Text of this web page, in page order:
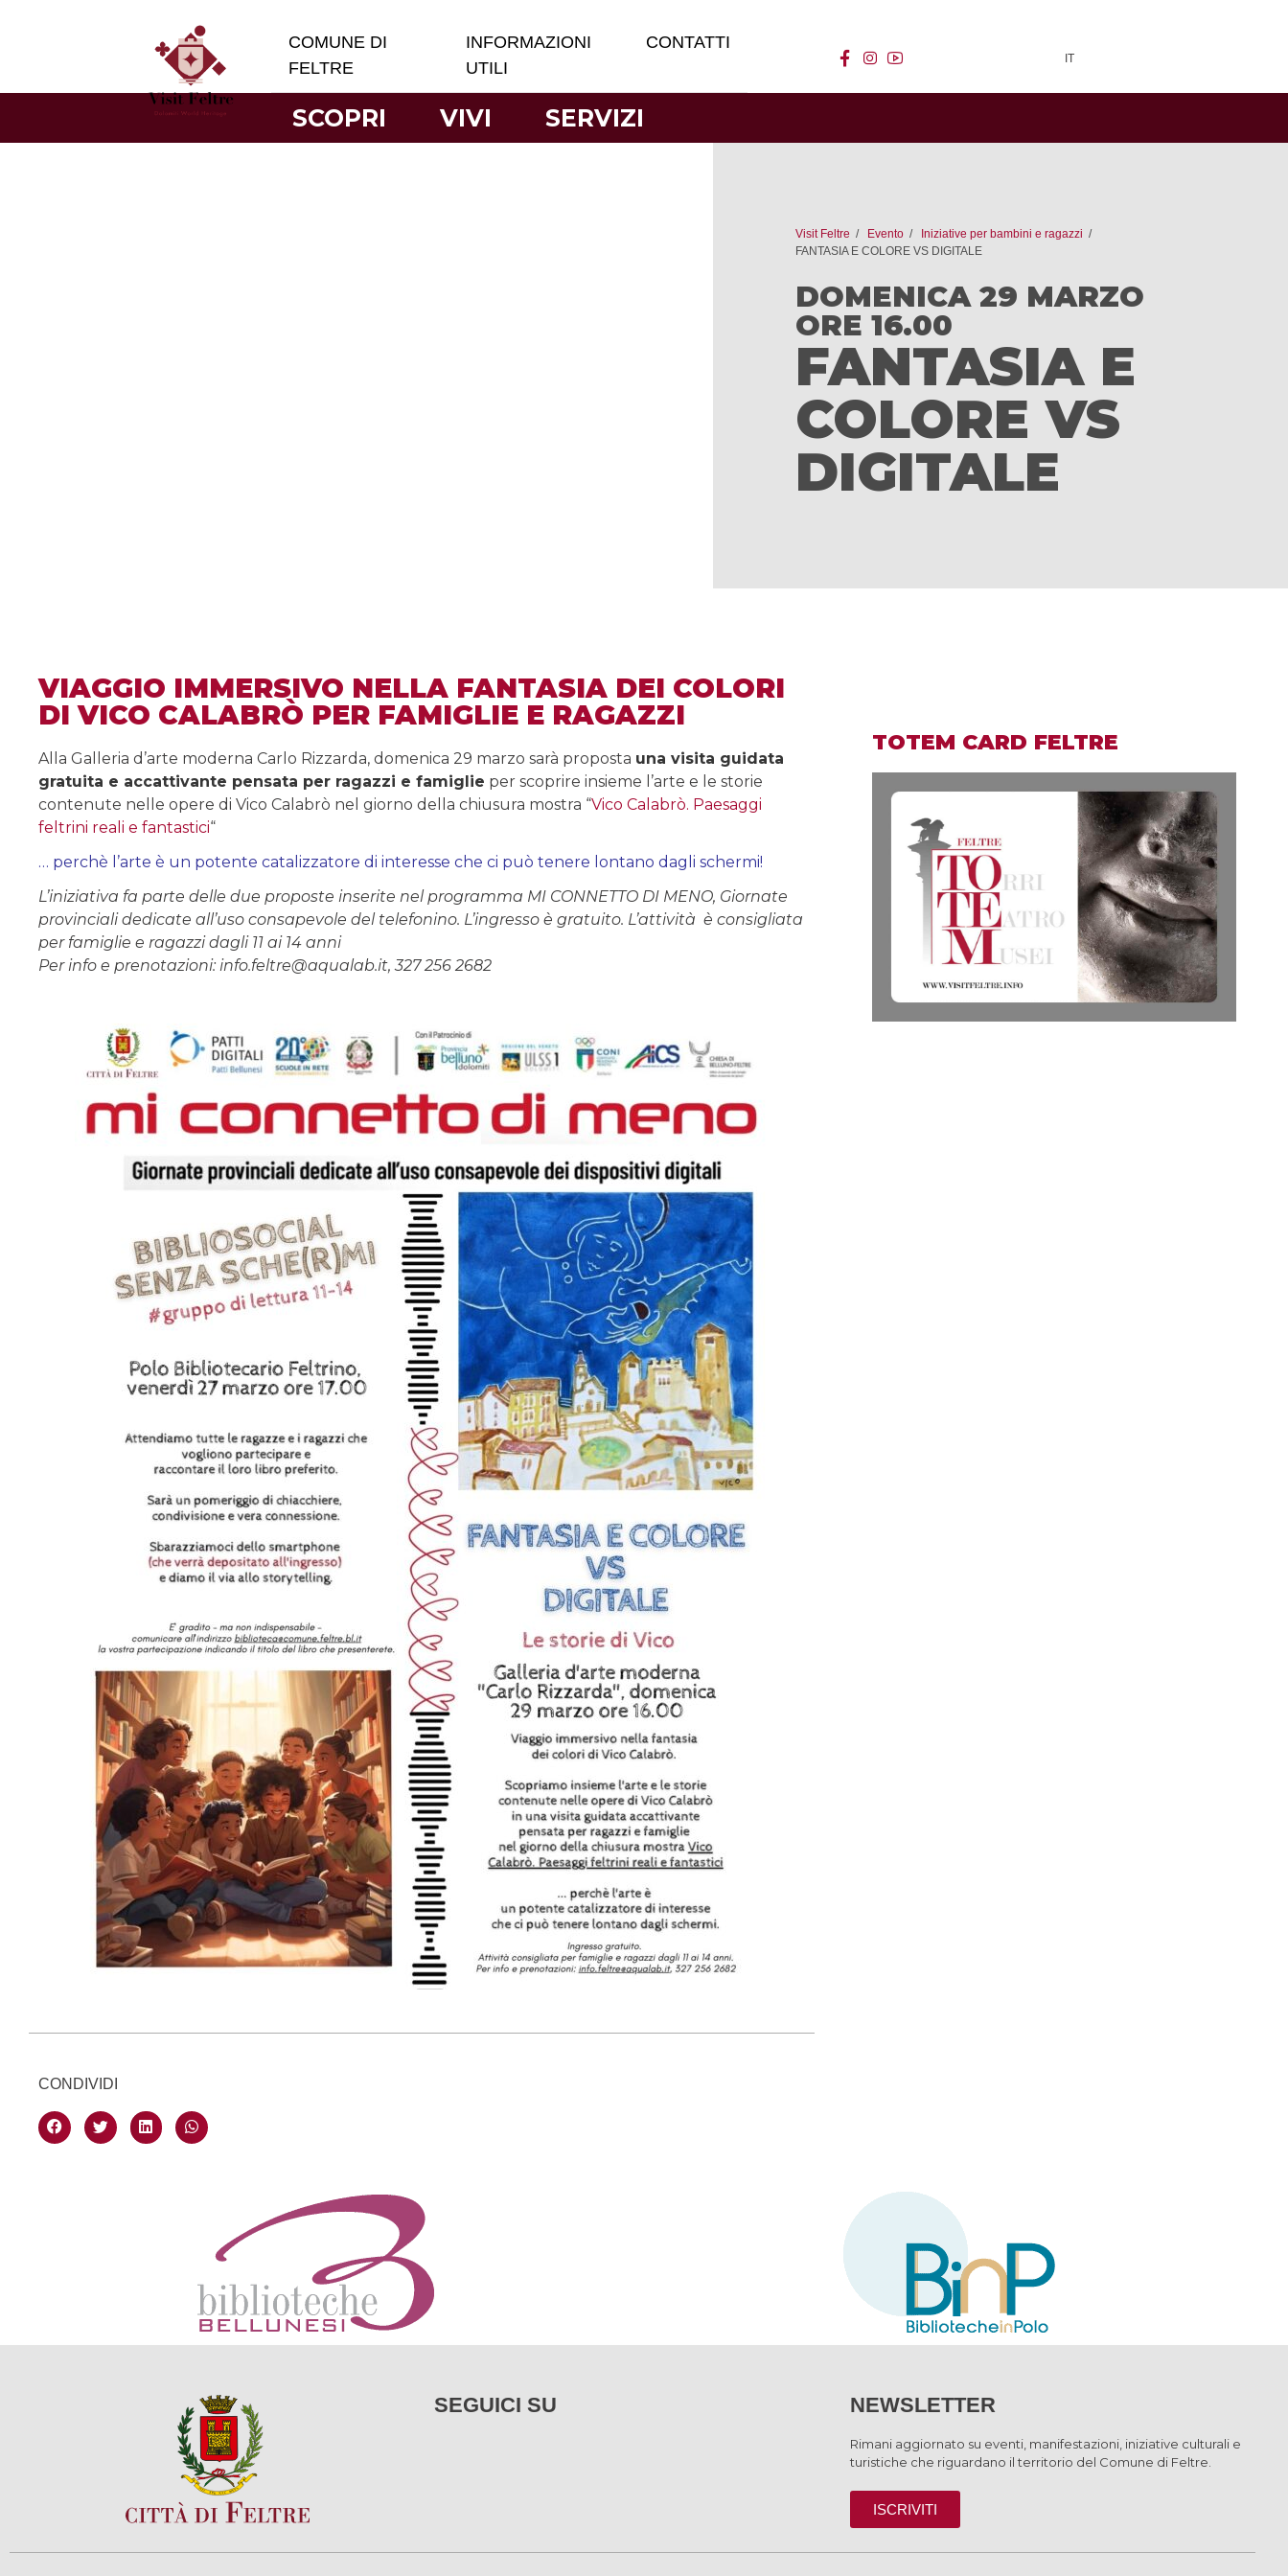
COMUNE DI
FELTRE
INFORMAZIONI
UTILI
CONTATTI
facebook
instagram IT
SCOPRI VIVI SERVIZI
Visit Feltre Evento
Iniziative per bambini e ragazzi
FANTASIA E COLORE VS DIGITALE
DOMENICA 29 MARZO
ORE 16.00
FANTASIA E
COLORE VS
DIGITALE
VIAGGIO IMMERSIVO NELLA FANTASIA DEI COLORI
DI VICO CALABRÒ PER FAMIGLIE E RAGAZZI
Alla Galleria d’arte moderna Carlo Rizzarda, domenica 29 marzo sarà proposta una visita guidata
gratuita e accattivante pensata per ragazzi e famiglie per scoprire insieme l’arte e le storie
contenute nelle opere di Vico Calabrò nel giorno della chiusura mostra “Vico Calabrò. Paesaggi
feltrini reali e fantastici“
… perchè l’arte è un potente catalizzatore di interesse che ci può tenere lontano dagli schermi!
L’iniziativa fa parte delle due proposte inserite nel programma MI CONNETTO DI MENO, Giornate
provinciali dedicate all’uso consapevole del telefonino. L’ingresso è gratuito. L’attività è consigliata
per famiglie e ragazzi dagli 11 ai 14 anni
Per info e prenotazioni: info.feltre@aqualab.it, 327 256 2682
CONDIVIDI
TOTEM CARD FELTRE
SEGUICI SU NEWSLETTER
Rimani aggiornato su eventi, manifestazioni, iniziative culturali e
turistiche che riguardano il territorio del Comune di Feltre.
ISCRIVITI